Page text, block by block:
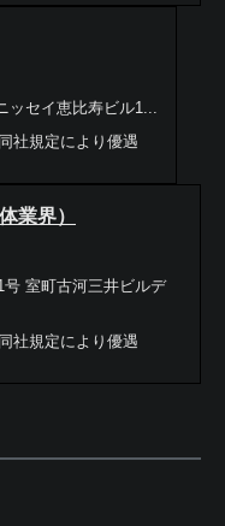
セイ恵比寿ビル1...
社規定により優遇
業界）
室町古河三井ビルデ
社規定により優遇